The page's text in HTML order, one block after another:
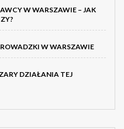
W WARSZAWIE – JAK
W WARSZAWIE
DZIAŁANIA TEJ